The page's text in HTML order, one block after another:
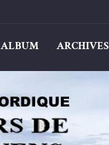
ALBUM ARCHIVES